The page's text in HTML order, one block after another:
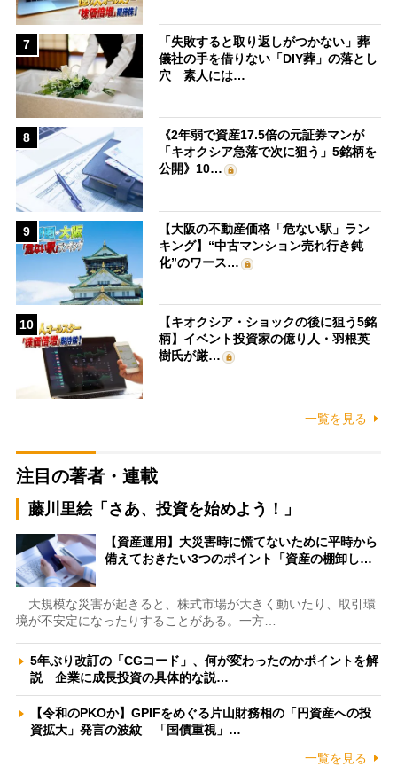
7
「失敗すると取り返しがつかない」葬
儀社の手を借りない「DIY葬」の落とし
穴 素人には…
8
《2年弱で資産17.5倍の元証券マンが
「キオクシア急落で次に狙う」5銘柄を
公開》10…
9
【大阪の不動産価格「危ない駅」ラン
キング】“中古マンション売れ行き鈍
化”のワース…
10
【キオクシア・ショックの後に狙う5銘
柄】イベント投資家の億り人・羽根英
樹氏が厳…
一覧を見る
注目の著者・連載
藤川里絵「さあ、投資を始めよう！」
【資産運用】大災害時に慌てないために平時から
備えておきたい3つのポイント「資産の棚卸し…
大規模な災害が起きると、株式市場が大きく動いたり、取引環
境が不安定になったりすることがある。一方…
5年ぶり改訂の「CGコード」、何が変わったのかポイントを解
説 企業に成長投資の具体的な説…
【令和のPKOか】GPIFをめぐる片山財務相の「円資産への投
資拡大」発言の波紋 「国債重視」…
一覧を見る